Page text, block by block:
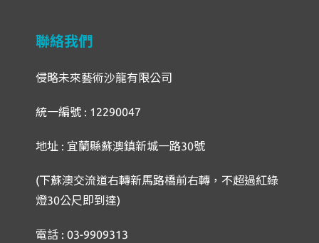
聯絡我們
侵略未來藝術沙龍有限公司
統一編號 : 12290047
地址 : 宜蘭縣蘇澳鎮新城一路30號
(下蘇澳交流道右轉新馬路橋前右轉，不超過紅綠
燈30公尺即到達)
電話 : 03-9909313